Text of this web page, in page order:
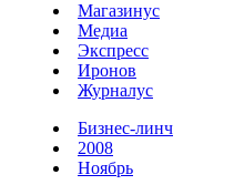
Магазинус
Медиа
Экспресс
Иронов
Журналус
Бизнес-линч
2008
Ноябрь